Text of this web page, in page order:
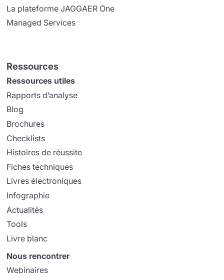
La plateforme JAGGAER One
Managed Services
Ressources
Ressources utiles
Rapports d’analyse
Blog
Brochures
Checklists
Histoires de réussite
Fiches techniques
Livres électroniques
Infographie
Actualités
Tools
Livre blanc
Nous rencontrer
Webinaires